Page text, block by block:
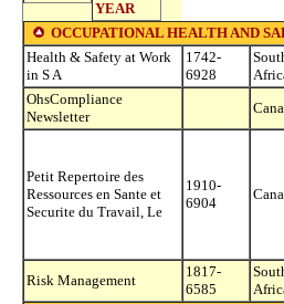
YEAR
OCCUPATIONAL HEALTH AND
Health & Safety at Work
in S A
1742-
6928
OhsCompliance
Newsletter
Petit Repertoire des
Ressources en Sante et
Securite du Travail, Le
1910-
6904
Risk Management
1817-
6585